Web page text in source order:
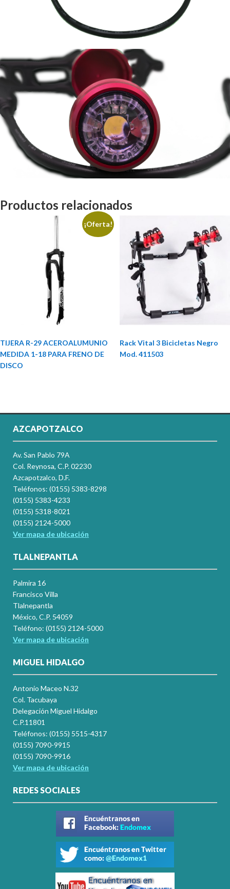
Productos relacionados
¡Oferta!
TIJERA R-29 ACEROALUMUNIO
MEDIDA 1-18 PARA FRENO DE
DISCO
Rack Vital 3 Bicicletas Negro
Mod. 411503
AZCAPOTZALCO
Av. San Pablo 79A
Col. Reynosa, C.P. 02230
Azcapotzalco, D.F.
Teléfonos: (0155) 5383-8298
(0155) 5383-4233
(0155) 5318-8021
(0155) 2124-5000
Ver mapa de ubicación
TLALNEPANTLA
Palmira 16
Francisco Villa
Tlalnepantla
México, C.P. 54059
Teléfono: (0155) 2124-5000
Ver mapa de ubicación
MIGUEL HIDALGO
Antonio Maceo N.32
Col. Tacubaya
Delegación Miguel Hidalgo
C.P.11801
Teléfonos: (0155) 5515-4317
(0155) 7090-9915
(0155) 7090-9916
Ver mapa de ubicación
REDES SOCIALES